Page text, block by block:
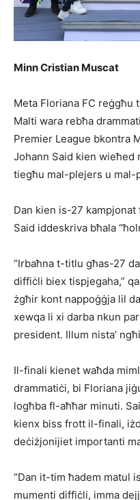
Minn Cristian Muscat
Meta Floriana FC
Malti wara rebħa
Premier League bkontra
Johann Said kien
tiegħu mal-plejers u mal-
Dan kien is-27
Said iddeskriva bħala
“Irbaħna t-titlu għas-27
diffiċli biex tispjegaha,”
żgħir kont nappoġġja lil
xewqa li xi darba nkun
president. Illum nista’
Il-finali kienet waħda
drammatiċi, bi Floriana
logħba fl-aħħar minuti.
kienx biss frott il-finali,
deċiżjonijiet importanti
“Dan it-tim ħadem matul
mumenti diffiċli, imma